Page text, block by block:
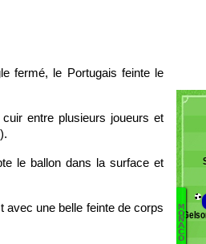
fermé, le Portugais feinte le
entre plusieurs joueurs et
le ballon dans la surface et
avec une belle feinte de corps
M
O
N
A
C
O